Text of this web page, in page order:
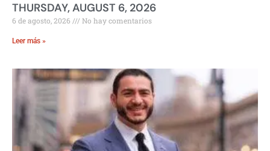
THURSDAY, AUGUST 6, 2026
6 de agosto, 2026 No hay comentarios
Leer más »